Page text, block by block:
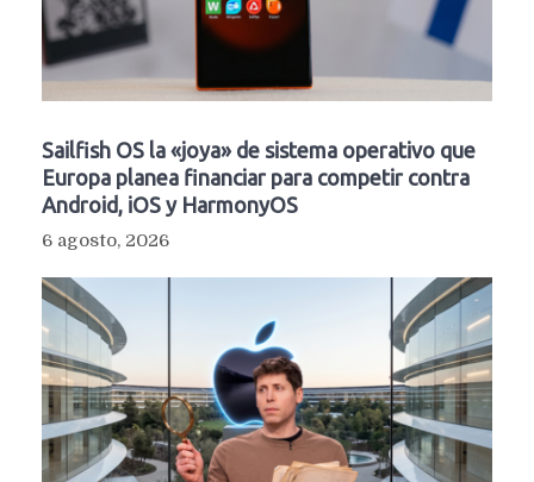
Sailfish OS la «joya» de sistema operativo que
Europa planea financiar para competir contra
Android, iOS y HarmonyOS
6 agosto, 2026